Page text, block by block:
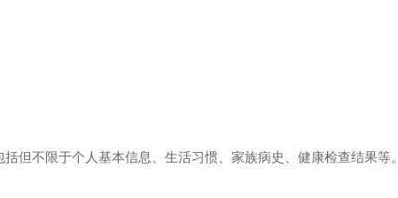
不限于个人基本信息、生活习惯、家族病史、健康检查结果等。